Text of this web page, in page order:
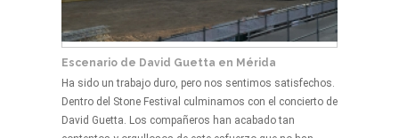
Escenario de David Guetta en Mérida
Ha sido un trabajo duro, pero nos sentimos satisfechos.
Dentro del Stone Festival culminamos con el concierto de
David Guetta. Los compañeros han acabado tan